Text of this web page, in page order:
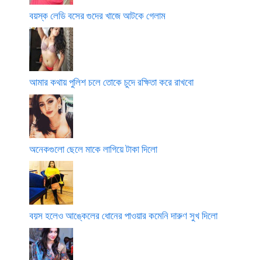
বয়স্ক লেডি বসের গুদের খাজে আটকে গেলাম
আমার কথায় পুলিশ চলে তোকে চুদে রক্ষিতা করে রাখবো
অনেকগুলো ছেলে মাকে লাগিয়ে টাকা দিলো
বয়স হলেও আঙ্কেলের ধোনের পাওয়ার কমেনি দারুণ সুখ দিলো